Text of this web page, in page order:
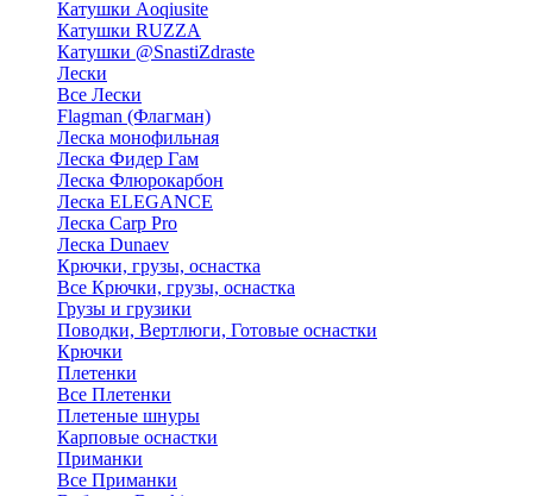
Катушки Aoqiusite
Катушки RUZZA
Катушки @SnastiZdraste
Лески
Все Лески
Flagman (Флагман)
Леска монофильная
Леска Фидер Гам
Леска Флюрокарбон
Леска ELEGANCE
Леска Carp Pro
Леска Dunaev
Крючки, грузы, оснастка
Все Крючки, грузы, оснастка
Грузы и грузики
Поводки, Вертлюги, Готовые оснастки
Крючки
Плетенки
Все Плетенки
Плетеные шнуры
Карповые оснастки
Приманки
Все Приманки